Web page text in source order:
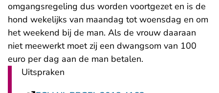
omgangsregeling dus worden voortgezet en is de
hond wekelijks van maandag tot woensdag en om
het weekend bij de man. Als de vrouw daaraan
niet meewerkt moet zij een dwangsom van 100
euro per dag aan de man betalen.
Uitspraken